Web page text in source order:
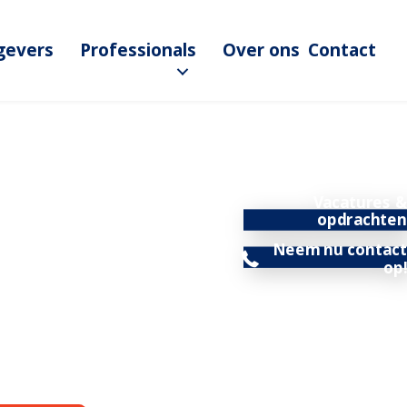
Professionals Over ons Contact
opdrachten
Neem nu contact
op!